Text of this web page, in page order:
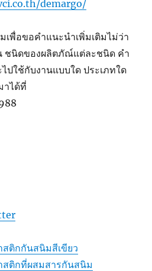
demargo/
พื่อขอคำแนะนำเพิ่มเติมไม่ว่า
ชนิดของผลิตภัณ์แต่ละชนิด คำ
ปใช้กับงานแบบใด ประเภทใด
าได้ที่
สติกกันสนิมสีเขียว
สติกที่ผสมสารกันสนิม